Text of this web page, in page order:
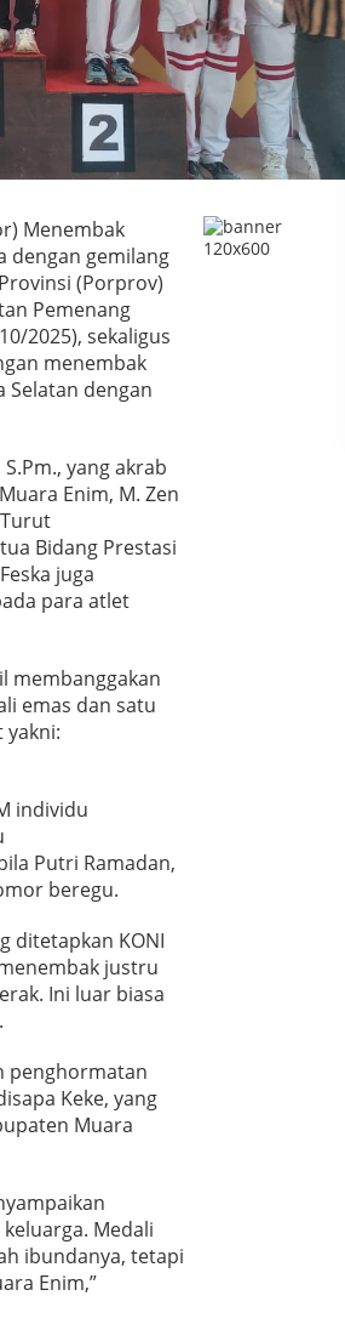
Menembak
dengan gemilang
(Porprov)
Pemenang
2025), sekaligus
menembak
Selatan dengan
yang akrab
Enim, M. Zen
Bidang Prestasi
juga
para atlet
membanggakan
emas dan satu
yakni:
individu
Putri Ramadan,
beregu.
ditetapkan KONI
justru
Ini luar biasa
penghormatan
Keke, yang
Muara
Medali
ibundanya, tetapi
Enim,”